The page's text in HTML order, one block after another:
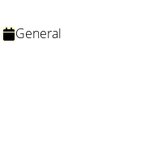
General